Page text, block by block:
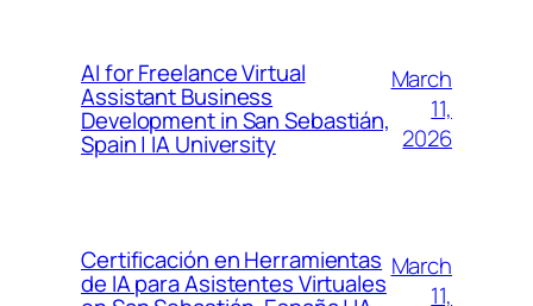
AI for Freelance Virtual
Assistant Business
Development in San Sebastián,
Spain | IA University
March
11,
2026
Certificación en Herramientas
de IA para Asistentes Virtuales
March
11,